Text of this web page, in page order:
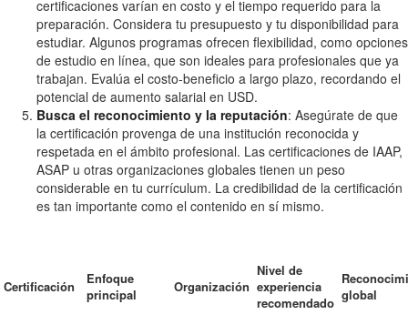
certificaciones varían en costo y el tiempo requerido para la
preparación. Considera tu presupuesto y tu disponibilidad para
estudiar. Algunos programas ofrecen flexibilidad, como opciones
de estudio en línea, que son ideales para profesionales que ya
trabajan. Evalúa el costo-beneficio a largo plazo, recordando el
potencial de aumento salarial en USD.
Busca el reconocimiento y la reputación: Asegúrate de que
la certificación provenga de una institución reconocida y
respetada en el ámbito profesional. Las certificaciones de IAAP,
ASAP u otras organizaciones globales tienen un peso
considerable en tu currículum. La credibilidad de la certificación
es tan importante como el contenido en sí mismo.
Certificación
Enfoque
principal
Organización
Nivel de
experiencia
recomendado global